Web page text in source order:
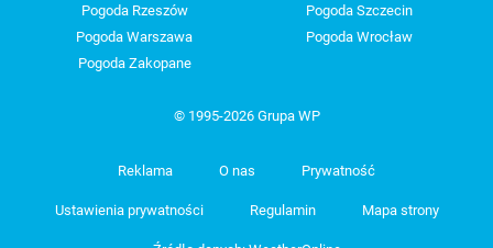
Pogoda Rzeszów
Pogoda Szczecin
Pogoda Warszawa
Pogoda Wrocław
Pogoda Zakopane
© 1995-2026 Grupa WP
Reklama O nas Prywatność
Ustawienia prywatności Regulamin Mapa strony